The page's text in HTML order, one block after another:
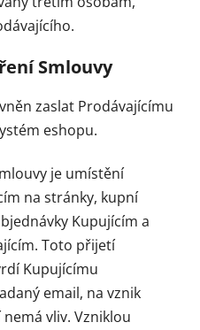
Smlouvy
zaslat Prodávajícímu
eshopu.
je umístění
na stránky, kupní
Kupujícím a
Toto přijetí
Kupujícímu
email, na vznik
vliv. Vzniklou